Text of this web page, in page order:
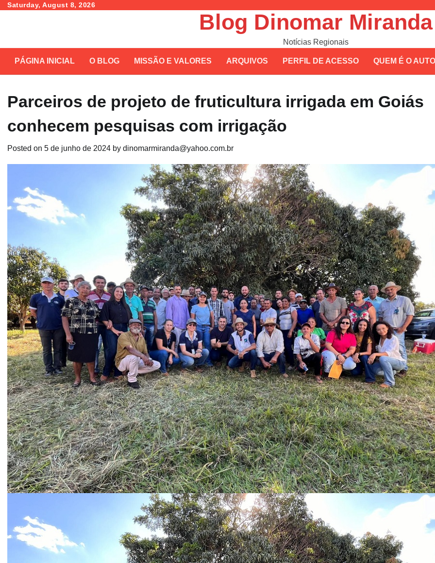
SkipSaturday, August 8, 2026
Blog Dinomar Miranda
Notícias Regionais
PÁGINA INICIAL O BLOG MISSÃO E VALORES ARQUIVOS PERFIL DE ACESSO QUEM É O
Parceiros de projeto de fruticultura irrigada em Goiás
conhecem pesquisas com irrigação
Posted on 5 de junho de 2024 by dinomarmiranda@yahoo.com.br